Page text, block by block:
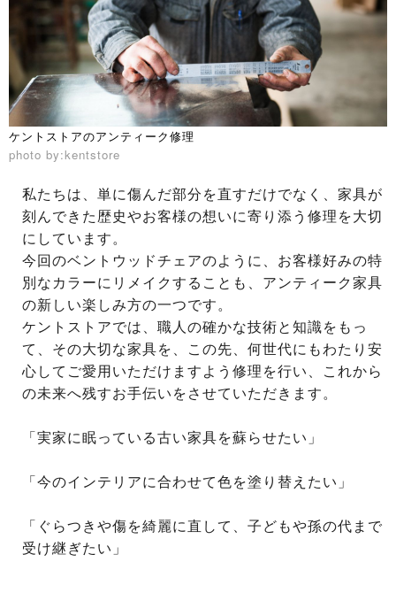
ケントストアのアンティーク修理
photo by:kentstore
私たちは、単に傷んだ部分を直すだけでなく、家具が
刻んできた歴史やお客様の想いに寄り添う修理を大切
にしています。
今回のベントウッドチェアのように、お客様好みの特
別なカラーにリメイクすることも、アンティーク家具
の新しい楽しみ方の一つです。
ケントストアでは、職人の確かな技術と知識をもっ
て、その大切な家具を、この先、何世代にもわたり安
心してご愛用いただけますよう修理を行い、これから
の未来へ残すお手伝いをさせていただきます。
「実家に眠っている古い家具を蘇らせたい」
「今のインテリアに合わせて色を塗り替えたい」
「ぐらつきや傷を綺麗に直して、子どもや孫の代まで
受け継ぎたい」